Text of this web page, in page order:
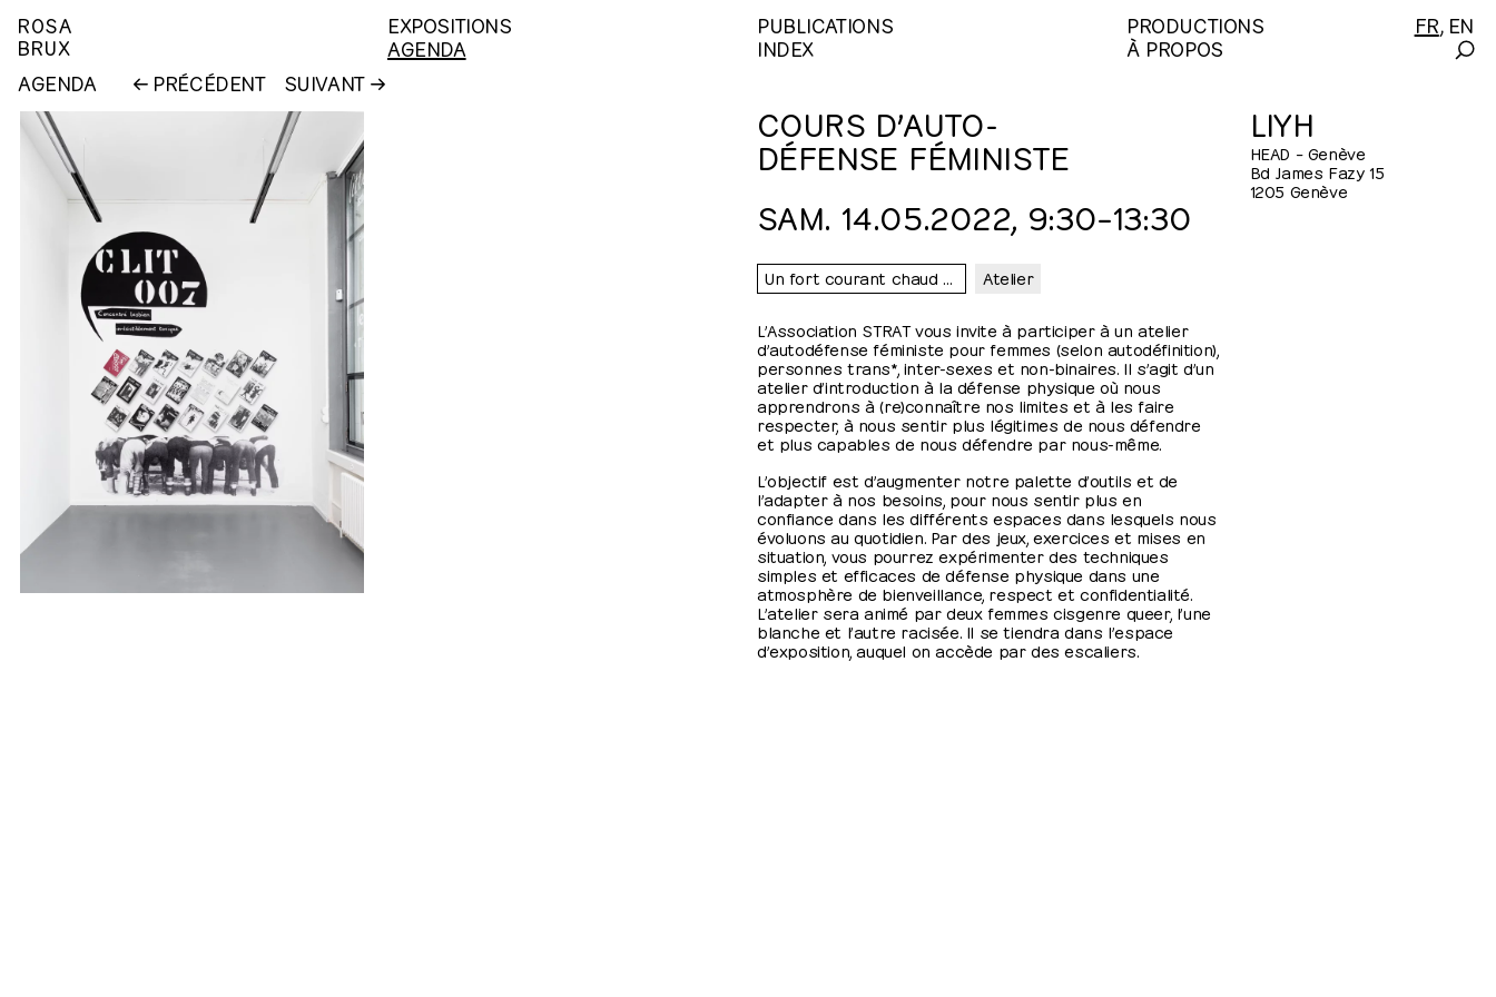
ROSA
BRUX
EXPOSITIONS PUBLICATIONS
PRODUCTIONS
AGENDA
INDEX À PROPOS
FR EN
AGENDA PRÉCÉDENT SUIVANT
COURS D’AUTO-
DÉFENSE FÉMINISTE
SAM. 14.05.2022, 9:30⁠–⁠13:30
Atelier
L’Association STRAT vous invite à participer à un atelier
d’autodéfense féministe pour femmes (selon autodéfinition),
personnes trans*, inter-sexes et non-binaires. Il s’agit d’un
atelier d’introduction à la défense physique où nous
apprendrons à (re)connaître nos limites et à les faire
respecter, à nous sentir plus légitimes de nous défendre
et plus capables de nous défendre par nous-même.
L’objectif est d’augmenter notre palette d’outils et de
l’adapter à nos besoins, pour nous sentir plus en
confiance dans les différents espaces dans lesquels nous
évoluons au quotidien. Par des jeux, exercices et mises en
situation, vous pourrez expérimenter des techniques
simples et efficaces de défense physique dans une
atmosphère de bienveillance, respect et confidentialité.
L’atelier sera animé par deux femmes cisgenre queer, l’une
blanche et l’autre racisée. Il se tiendra dans l’espace
d’exposition, auquel on accède par des escaliers.
LIYH
HEAD – Genève
Bd James Fazy 15
1205 Genève